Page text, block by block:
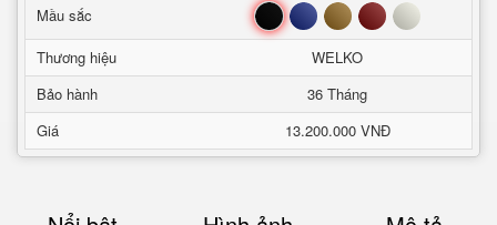
Mầu sắc Đen Xanh Nâu Đỏ Trắng
Thương hiệu
WELKO
Bảo hành
36 Tháng
Giá
13.200.000 VNĐ